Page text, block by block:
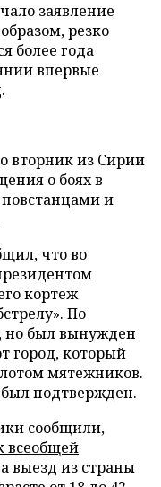
заявление
резко
более года
впервые
вторник из Сирии
о боях в
и
что во
кортеж
По
но был вынужден
город, который
мятежников.
подтвержден.
сообщили,
всеобщей
выезд из страны